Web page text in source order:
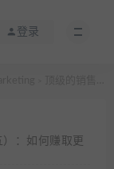
登录
：如何赚取更